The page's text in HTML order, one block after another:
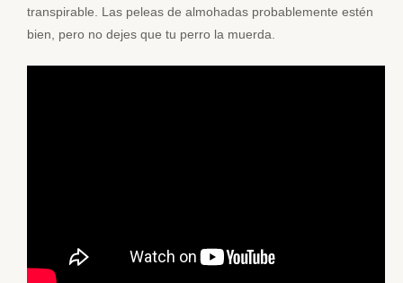
transpirable. Las peleas de almohadas probablemente estén
bien, pero no dejes que tu perro la muerda.